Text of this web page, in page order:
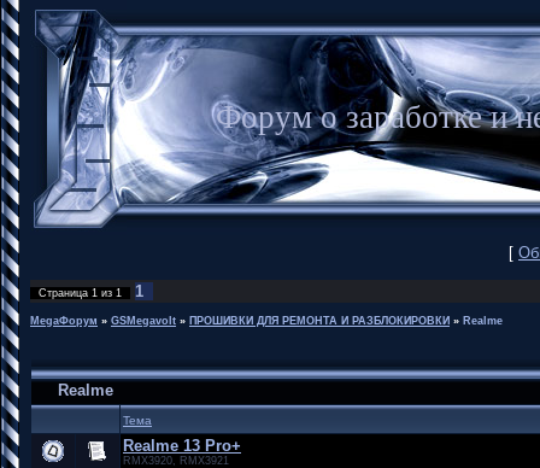
Форум о заработке
[
Страница 1 из 1 1
MegaФорум » GSMegavolt » ПРОШИВКИ ДЛЯ РЕМОНТА И РАЗБЛОКИРОВКИ » Realme
Realme
Тема
Realme 13 Pro+
RMX3920, RMX3921